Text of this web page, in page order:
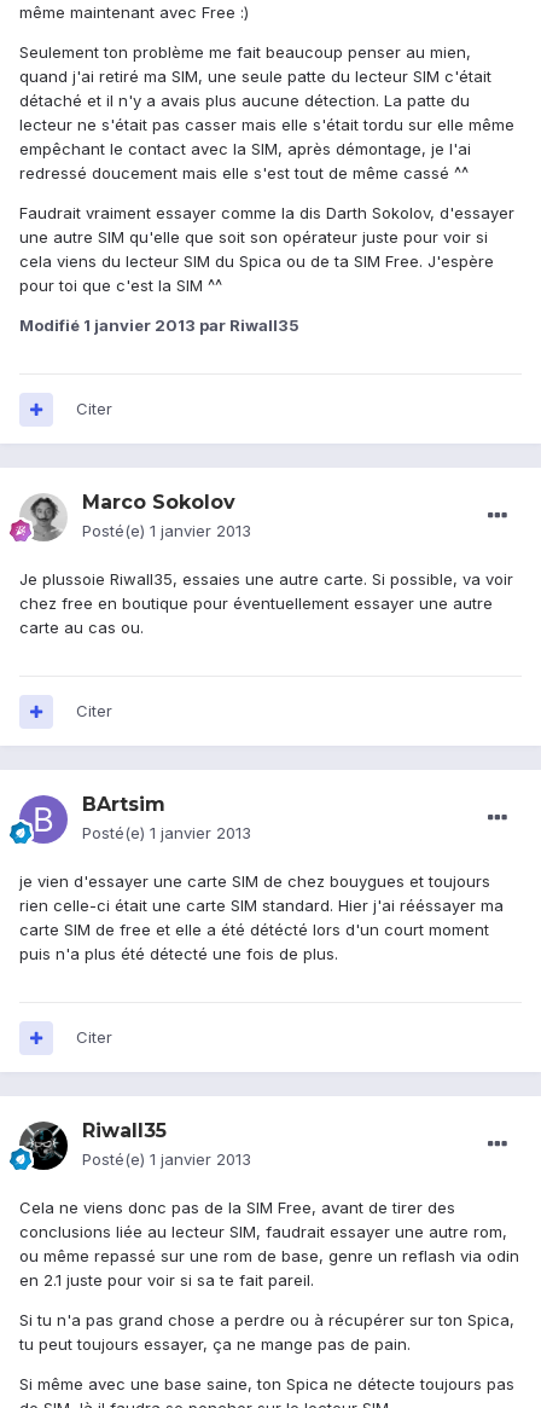
même maintenant avec Free :)
Seulement ton problème me fait beaucoup penser au mien,
quand j'ai retiré ma SIM, une seule patte du lecteur SIM c'était
détaché et il n'y a avais plus aucune détection. La patte du
lecteur ne s'était pas casser mais elle s'était tordu sur elle même
empêchant le contact avec la SIM, après démontage, je l'ai
redressé doucement mais elle s'est tout de même cassé ^^
Faudrait vraiment essayer comme la dis Darth Sokolov, d'essayer
une autre SIM qu'elle que soit son opérateur juste pour voir si
cela viens du lecteur SIM du Spica ou de ta SIM Free. J'espère
pour toi que c'est la SIM ^^
Modifié 1 janvier 2013 par Riwall35
Citer
Marco Sokolov
Posté(e) 1 janvier 2013
Je plussoie Riwall35, essaies une autre carte. Si possible, va voir
chez free en boutique pour éventuellement essayer une autre
carte au cas ou.
Citer
BArtsim
Posté(e) 1 janvier 2013
je vien d'essayer une carte SIM de chez bouygues et toujours
rien celle-ci était une carte SIM standard. Hier j'ai rééssayer ma
carte SIM de free et elle a été détécté lors d'un court moment
puis n'a plus été détecté une fois de plus.
Citer
Riwall35
Posté(e) 1 janvier 2013
Cela ne viens donc pas de la SIM Free, avant de tirer des
conclusions liée au lecteur SIM, faudrait essayer une autre rom,
ou même repassé sur une rom de base, genre un reflash via odin
en 2.1 juste pour voir si sa te fait pareil.
Si tu n'a pas grand chose a perdre ou à récupérer sur ton Spica,
tu peut toujours essayer, ça ne mange pas de pain.
Si même avec une base saine, ton Spica ne détecte toujours pas